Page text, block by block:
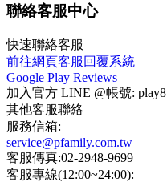
聯絡客服中心
快速聯絡客服
前往網頁客服回覆系統
Google Play Reviews
加入官方 LINE @帳號: play8
其他客服聯絡
服務信箱:
service@pfamily.com.tw
客服傳真:02-2948-9699
客服專線(12:00~24:00):